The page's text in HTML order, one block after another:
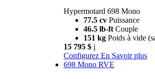
Hypermotard 698 Mono
77.5 cv Puissance
46.5 lb-ft Couple
151 kg Poids à vide
15 795 $ i
Configurez En Savoir plus
698 Mono RVE